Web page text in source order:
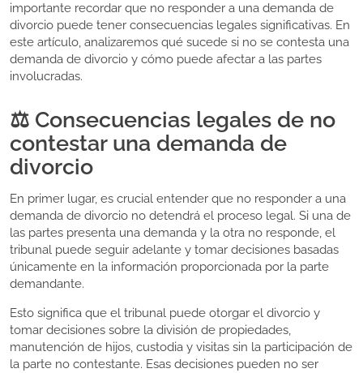
importante recordar que no responder a una demanda de
divorcio puede tener consecuencias legales significativas. En
este artículo, analizaremos qué sucede si no se contesta una
demanda de divorcio y cómo puede afectar a las partes
involucradas.
⚖️ Consecuencias legales de no
contestar una demanda de
divorcio
En primer lugar, es crucial entender que no responder a una
demanda de divorcio no detendrá el proceso legal. Si una de
las partes presenta una demanda y la otra no responde, el
tribunal puede seguir adelante y tomar decisiones basadas
únicamente en la información proporcionada por la parte
demandante.
Esto significa que el tribunal puede otorgar el divorcio y
tomar decisiones sobre la división de propiedades,
manutención de hijos, custodia y visitas sin la participación de
la parte no contestante. Esas decisiones pueden no ser